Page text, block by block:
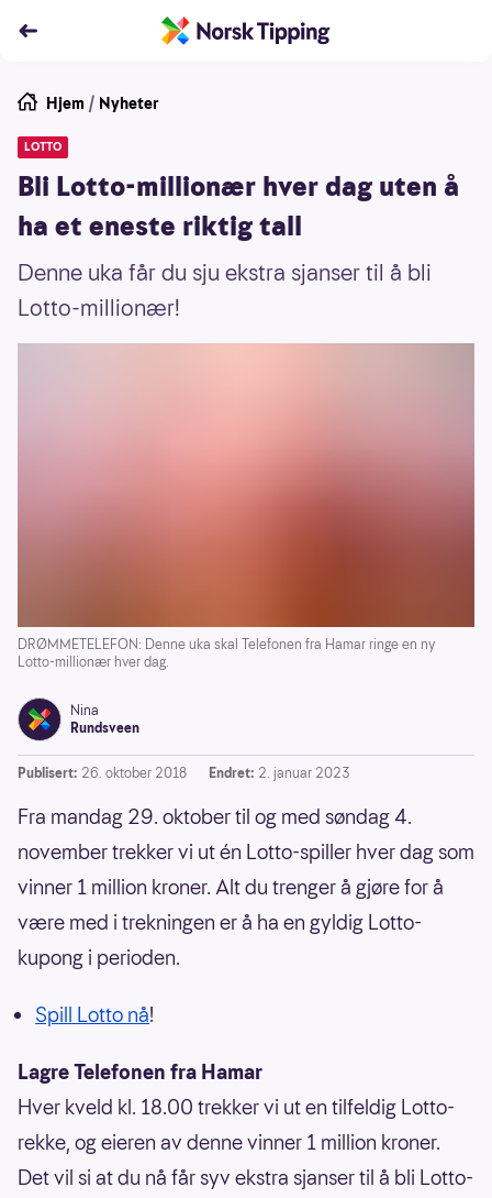
Hjem / Nyheter
LOTTO
Bli Lotto-millionær hver dag uten å
ha et eneste riktig tall
Denne uka får du sju ekstra sjanser til å bli
Lotto-millionær!
DRØMMETELEFON: Denne uka skal Telefonen fra Hamar ringe en ny
Lotto-millionær hver dag.
Nina
Rundsveen
Publisert: 26. oktober 2018 Endret: 2. januar 2023
Fra mandag 29. oktober til og med søndag 4.
november trekker vi ut én Lotto-spiller hver dag som
vinner 1 million kroner. Alt du trenger å gjøre for å
være med i trekningen er å ha en gyldig Lotto-
kupong i perioden.
Spill Lotto nå!
Lagre Telefonen fra Hamar
Hver kveld kl. 18.00 trekker vi ut en tilfeldig Lotto-
rekke, og eieren av denne vinner 1 million kroner.
Det vil si at du nå får syv ekstra sjanser til å bli Lotto-